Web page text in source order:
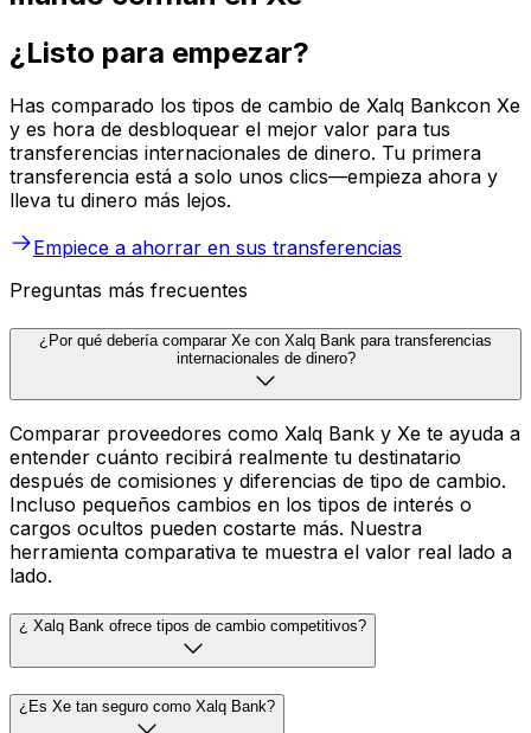
¿Listo para empezar?
Has comparado los tipos de cambio de Xalq Bankcon Xe
y es hora de desbloquear el mejor valor para tus
transferencias internacionales de dinero. Tu primera
transferencia está a solo unos clics—empieza ahora y
lleva tu dinero más lejos.
Empiece a ahorrar en sus transferencias
Preguntas más frecuentes
¿Por qué debería comparar Xe con Xalq Bank para transferencias
internacionales de dinero?
Comparar proveedores como Xalq Bank y Xe te ayuda a
entender cuánto recibirá realmente tu destinatario
después de comisiones y diferencias de tipo de cambio.
Incluso pequeños cambios en los tipos de interés o
cargos ocultos pueden costarte más. Nuestra
herramienta comparativa te muestra el valor real lado a
lado.
¿ Xalq Bank ofrece tipos de cambio competitivos?
¿Es Xe tan seguro como Xalq Bank?